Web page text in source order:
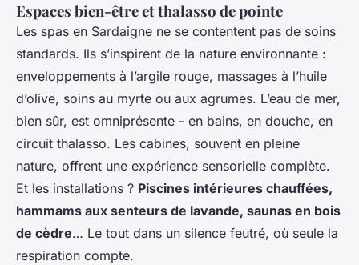
Espaces bien-être et thalasso de pointe
Les spas en Sardaigne ne se contentent pas de soins
standards. Ils s’inspirent de la nature environnante :
enveloppements à l’argile rouge, massages à l’huile
d’olive, soins au myrte ou aux agrumes. L’eau de mer,
bien sûr, est omniprésente - en bains, en douche, en
circuit thalasso. Les cabines, souvent en pleine
nature, offrent une expérience sensorielle complète.
Et les installations ? Piscines intérieures chauffées,
hammams aux senteurs de lavande, saunas en bois
de cèdre… Le tout dans un silence feutré, où seule la
respiration compte.